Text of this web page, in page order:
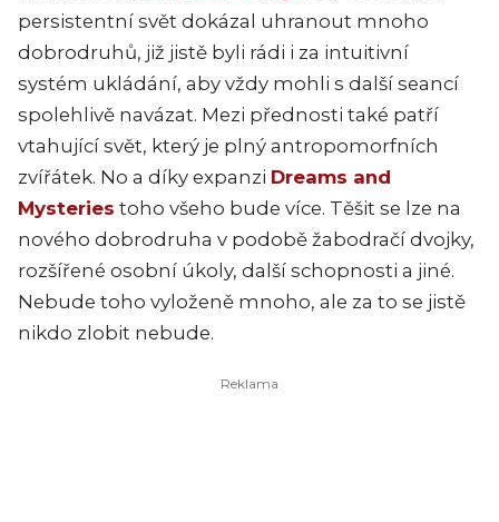
persistentní svět dokázal uhranout mnoho
dobrodruhů, již jistě byli rádi i za intuitivní
systém ukládání, aby vždy mohli s další seancí
spolehlivě navázat. Mezi přednosti také patří
vtahující svět, který je plný antropomorfních
zvířátek. No a díky expanzi Dreams and
Mysteries toho všeho bude více. Těšit se lze na
nového dobrodruha v podobě žabodračí dvojky,
rozšířené osobní úkoly, další schopnosti a jiné.
Nebude toho vyloženě mnoho, ale za to se jistě
nikdo zlobit nebude.